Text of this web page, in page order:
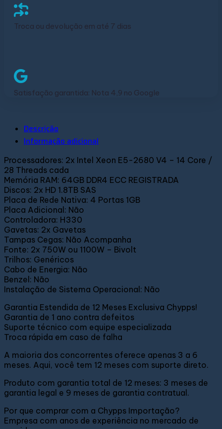
Troca ou devolução em até 7 dias
Satisfação garantida: Nota 4,9 no Google
Descrição
Informação adicional
Processadores: 2x Intel Xeon E5-2680 V4 – 14 Core /
28 Threads cada
Memória RAM: 64GB DDR4 ECC REGISTRADA
Discos: 2x HD 1.8TB SAS
Placa de Rede Nativa: 4 Portas 1GB
Placa Adicional: Não
Controladora: H330
Gavetas: 2x Gavetas
Tampas Cegas: Não Acompanha
Fonte: 2x 750W ou 1100W – Bivolt
Trilhos: Genéricos
Cabo de Energia: Não
Benzel: Não
Instalação de Sistema Operacional: Não
Garantia Estendida de 12 Meses Exclusiva Chypps!
Garantia de 1 ano contra defeitos
Suporte técnico com equipe especializada
Troca rápida em caso de falha
A maioria dos concorrentes oferece apenas 3 a 6
meses. Aqui, você tem 12 meses com suporte direto.
Produto com garantia total de 12 meses: 3 meses de
garantia legal e 9 meses de garantia contratual.
Por que comprar com a Chypps Importação?
Empresa com anos de experiência no mercado de